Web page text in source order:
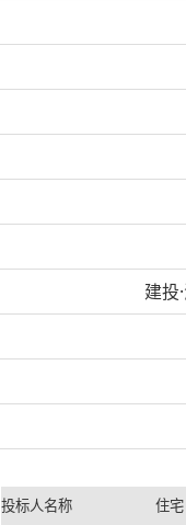
建投
投标人名称 住宅